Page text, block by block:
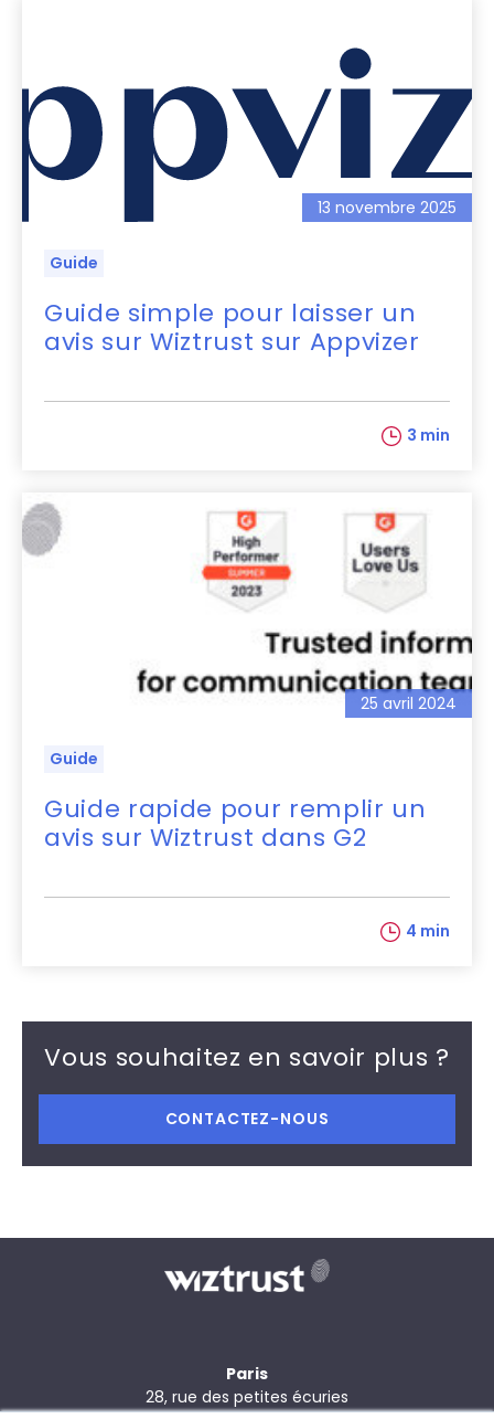
13 novembre 2025
Guide
Guide simple pour laisser un
avis sur Wiztrust sur Appvizer
3 min
25 avril 2024
Guide
Guide rapide pour remplir un
avis sur Wiztrust dans G2
4 min
Vous souhaitez en savoir plus ?
CONTACTEZ-NOUS
Paris
28, rue des petites écuries